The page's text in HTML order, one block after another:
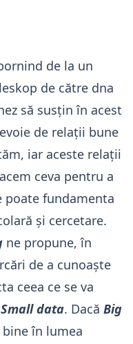
de la un
de către dna
să susțin în acest
de relații bune
iar aceste relații
ceva pentru a
poate fundamenta
și cercetare.
ne propune, în
de a cunoaște
ceea ce se va
Small data. Dacă Big
în lumea